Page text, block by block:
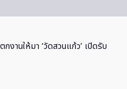
กงานให้มา ‘วัดสวนแก้ว’ เปิดรับ